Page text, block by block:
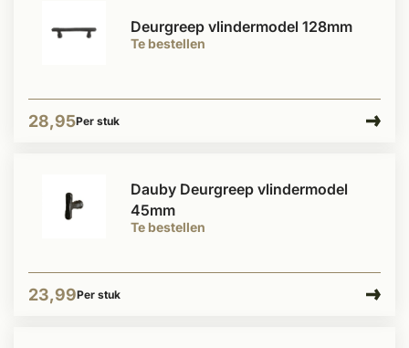
Te bestellen
Deurgreep vlindermodel 128mm
28,95Per stuk
Te bestellen
Dauby Deurgreep vlindermodel
45mm
23,99Per stuk